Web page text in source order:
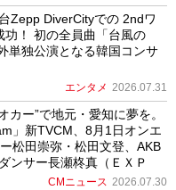
Zepp DiverCityでの 2ndワ
功！ 初の全員曲「台風の
単独公演となる韓国コンサ
エンタメ 2026.07.31
カー”で地元・愛知に夢を。
」新TVCM、8月1日オンエ
松田崇弥・松田文登、AKB
ンサー長瀬柊真（ＥＸＰ
CMニュース 2026.07.30